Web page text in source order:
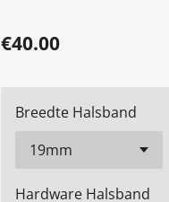
€40.00
Breedte Halsband
Hardware Halsband